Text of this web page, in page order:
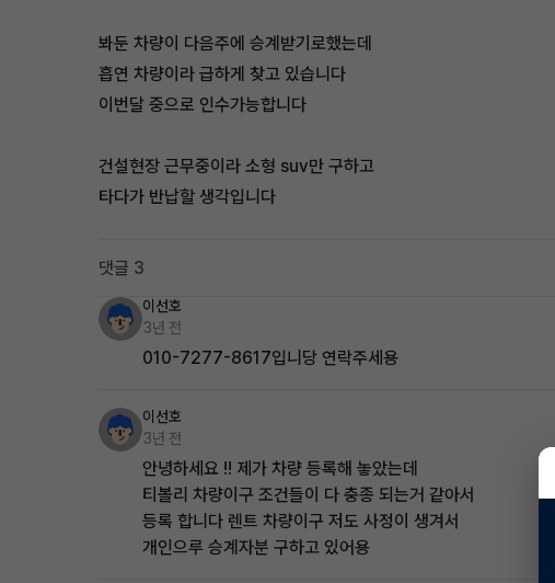
봐둔 차량이 다음주에 승계받기로했는데
흡연 차량이라 급하게 찾고 있습니다
이번달 중으로 인수가능합니다
건설현장 근무중이라 소형 suv만 구하고
타다가 반납할 생각입니다
댓글 3
이선호
3년 전
010-7277-8617입니당 연락주세용
이선호
3년 전
안녕하세요 !! 제가 차량 등록해 놓았는데
티볼리 차량이구 조건들이 다 충종 되는거 같아서
등록 합니다 렌트 차량이구 저도 사정이 생겨서
개인으루 승계자분 구하고 있어용